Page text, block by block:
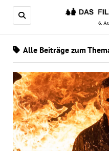
6.
Alle Beiträge zum